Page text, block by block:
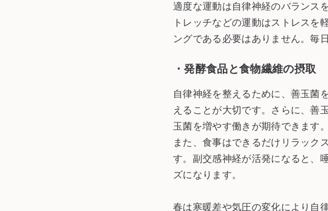
適度な運動は自律神経のバランス
トレッチなどの運動はストレスを
ングである必要はありません。毎
・発酵食品と食物繊維の摂取
自律神経を整えるために、善玉菌
えることが大切です。さらに、善
玉菌を増やす働きが期待できます。
また、食事はできるだけリラック
す。副交感神経が活発になると、
ズになります。
春は寒暖差や気圧の変化により自